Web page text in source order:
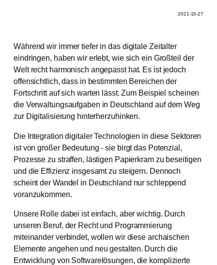
2021-10-27
Während wir immer tiefer in das digitale Zeitalter
eindringen, haben wir erlebt, wie sich ein Großteil der
Welt recht harmonisch angepasst hat. Es ist jedoch
offensichtlich, dass in bestimmten Bereichen der
Fortschritt auf sich warten lässt. Zum Beispiel scheinen
die Verwaltungsaufgaben in Deutschland auf dem Weg
zur Digitalisierung hinterherzuhinken.
Die Integration digitaler Technologien in diese Sektoren
ist von großer Bedeutung - sie birgt das Potenzial,
Prozesse zu straffen, lästigen Papierkram zu beseitigen
und die Effizienz insgesamt zu steigern. Dennoch
scheint der Wandel in Deutschland nur schleppend
voranzukommen.
Unsere Rolle dabei ist einfach, aber wichtig. Durch
unseren Beruf, der Recht und Programmierung
miteinander verbindet, wollen wir diese archaischen
Elemente angehen und neu gestalten. Durch die
Entwicklung von Softwarelösungen, die komplizierte